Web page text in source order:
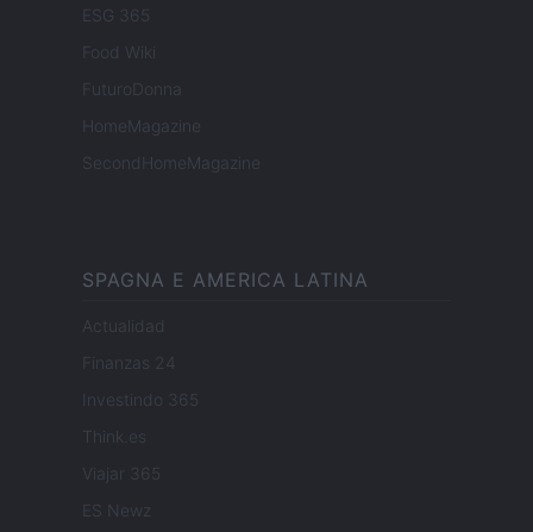
ESG 365
Food Wiki
FuturoDonna
HomeMagazine
SecondHomeMagazine
SPAGNA E AMERICA LATINA
Actualidad
Finanzas 24
Investindo 365
Think.es
Viajar 365
ES Newz